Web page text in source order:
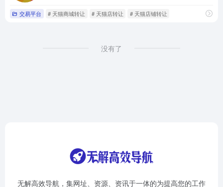
交易平台 # 天猫商城转让 # 天猫店转让 # 天猫店铺转让
没有了
无解高效导航，集网址、资源、资讯于一体的为提高您的工作